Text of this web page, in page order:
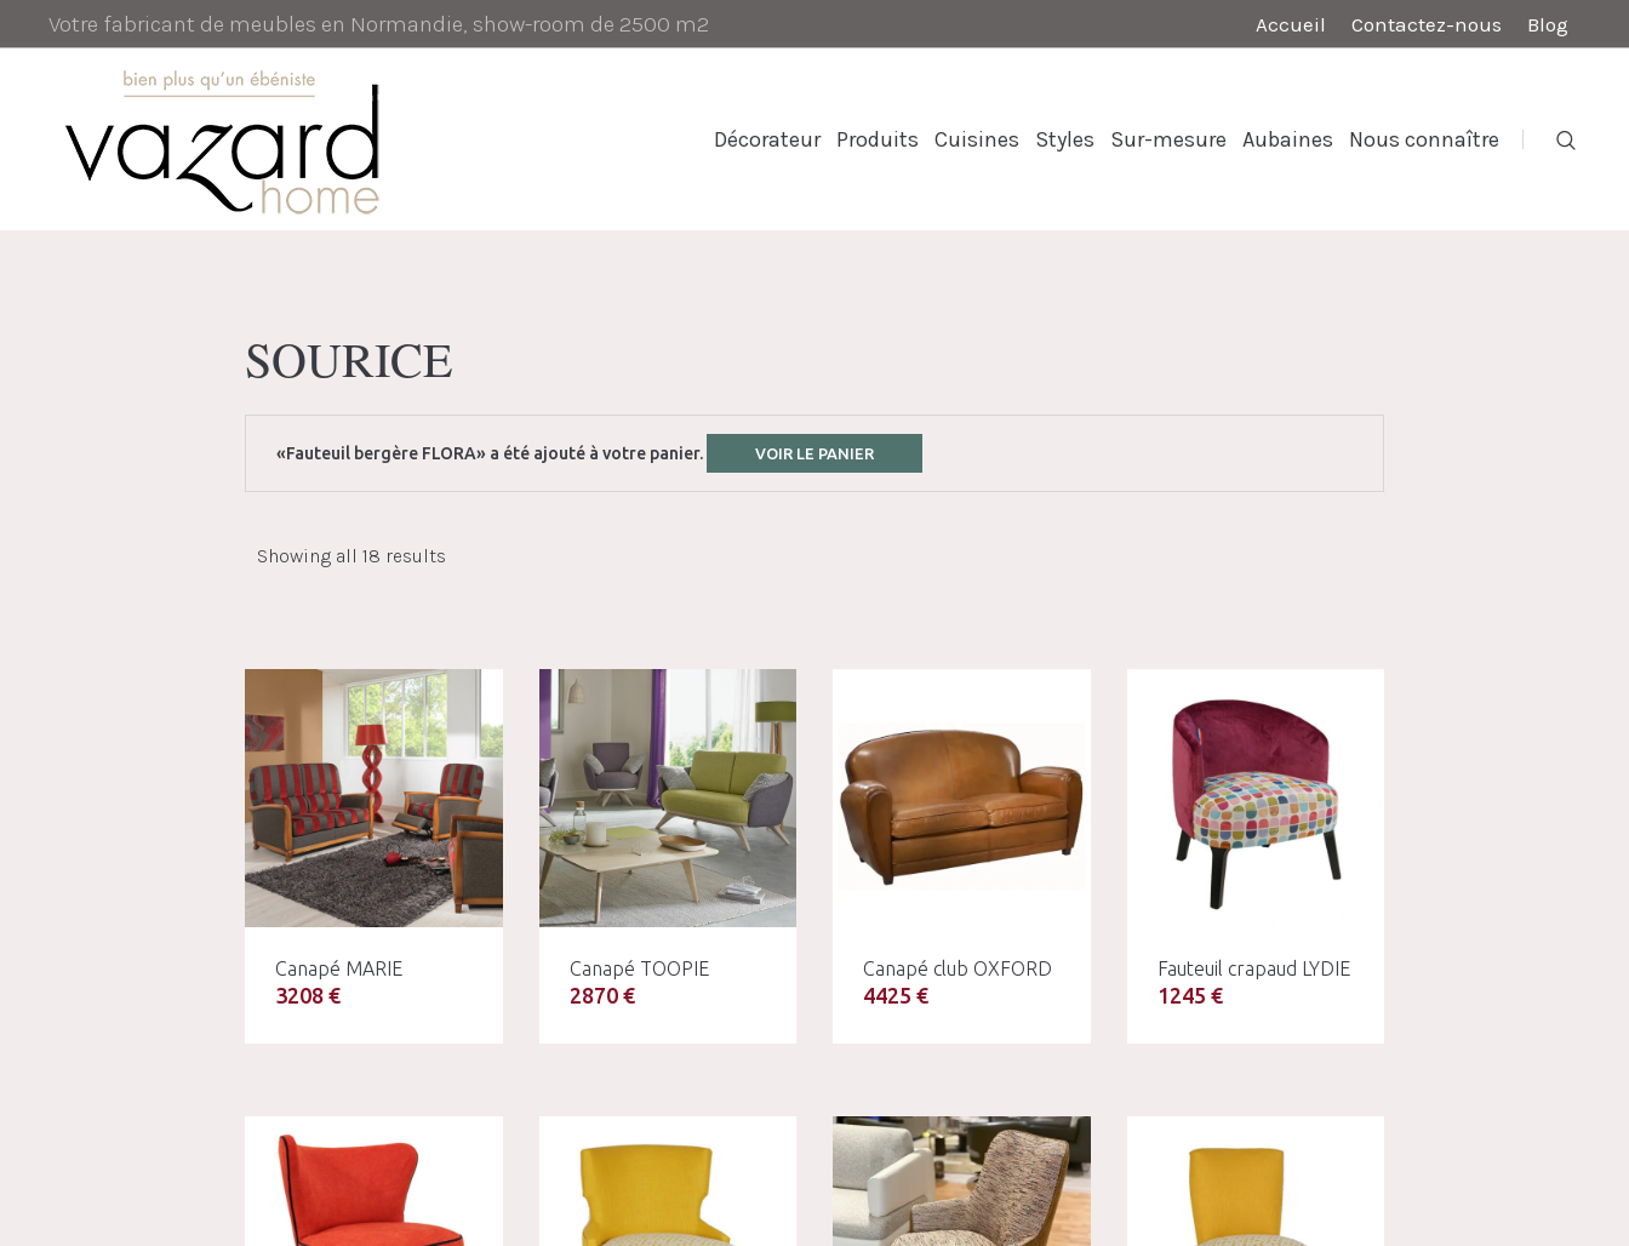
Accueil Contactez-nous Blog
Votre fabricant de meubles en Normandie, show-room de 2500 m2
Décorateur Produits Cuisines Styles Sur-mesure Aubaines Nous connaître
SOURICE
«Fauteuil bergère FLORA» a été ajouté à votre panier. VOIR LE PANIER
Showing all 18 results
Canapé MARIE
3208 €
Canapé TOOPIE
2870 €
Canapé club OXFORD
4425 €
Fauteuil crapaud LYDIE
1245 €